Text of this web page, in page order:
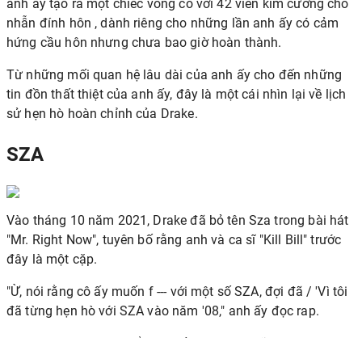
anh ấy tạo ra một chiếc vòng cổ với 42 viên kim cương cho
nhẫn đính hôn , dành riêng cho những lần anh ấy có cảm
hứng cầu hôn nhưng chưa bao giờ hoàn thành.
Từ những mối quan hệ lâu dài của anh ấy cho đến những
tin đồn thất thiệt của anh ấy, đây là một cái nhìn lại về lịch
sử hẹn hò hoàn chỉnh của Drake.
SZA
Vào tháng 10 năm 2021, Drakeđã bỏ tên Sza trong bài hát
"Mr. Right Now", tuyên bố rằng anh và ca sĩ "Kill Bill" trước
đây là một cặp.
"Ừ, nói rằng cô ấy muốn f --- với một số SZA, đợi đã / 'Vì tôi
đã từng hẹn hò với SZA vào năm '08," anh ấy đọc rap.